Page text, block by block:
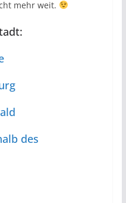
mehr weit.
des